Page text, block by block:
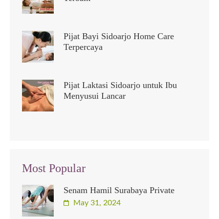
Pijat Bayi Sidoarjo Home Care
Terpercaya
Pijat Laktasi Sidoarjo untuk Ibu
Menyusui Lancar
Most Popular
Senam Hamil Surabaya Private
May 31, 2024